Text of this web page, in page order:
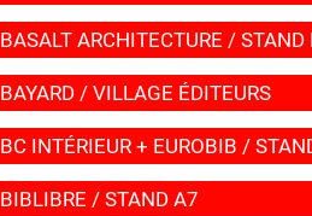
BASALT ARCHITECTURE / STAND
BAYARD / VILLAGE ÉDITEURS
BC INTÉRIEUR + EUROBIB /
BIBLIBRE / STAND A7